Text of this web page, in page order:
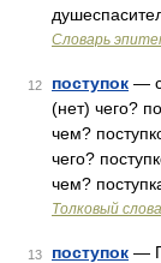
Словарь
12 поступок —
(нет) чего?
чем?
чего?
чем?
Толковый
13 поступок —